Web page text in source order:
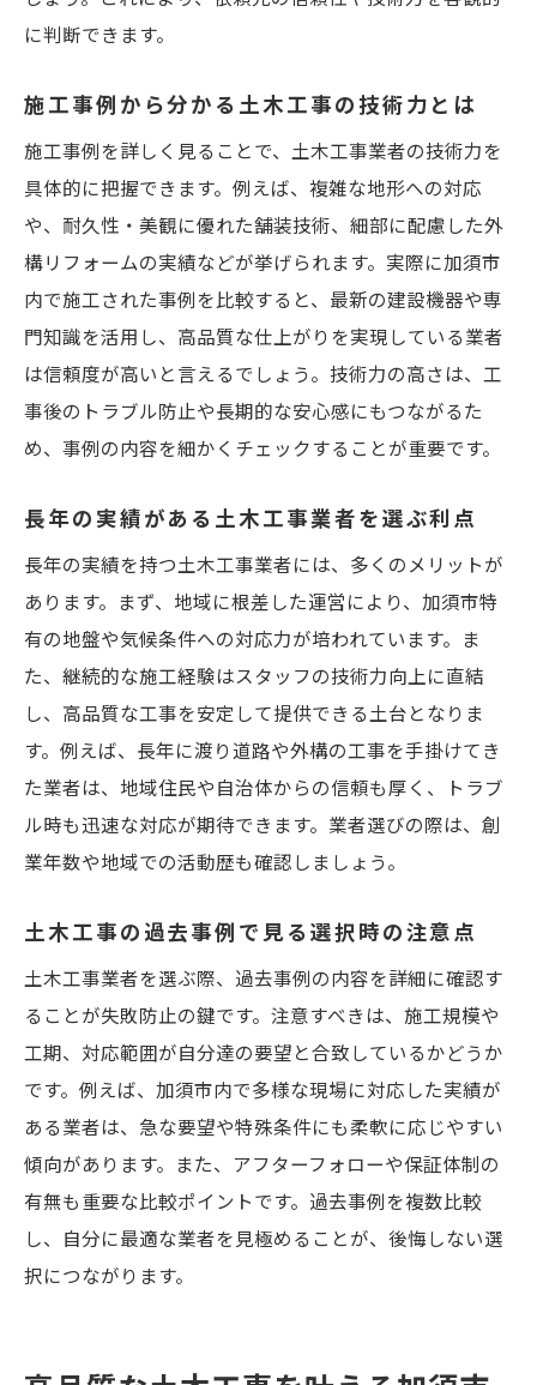
に判断できます。
施工事例から分かる土木工事の技術力とは
施工事例を詳しく見ることで、土木工事業者の技術力を
具体的に把握できます。例えば、複雑な地形への対応
や、耐久性・美観に優れた舗装技術、細部に配慮した外
構リフォームの実績などが挙げられます。実際に加須市
内で施工された事例を比較すると、最新の建設機器や専
門知識を活用し、高品質な仕上がりを実現している業者
は信頼度が高いと言えるでしょう。技術力の高さは、工
事後のトラブル防止や長期的な安心感にもつながるた
め、事例の内容を細かくチェックすることが重要です。
長年の実績がある土木工事業者を選ぶ利点
長年の実績を持つ土木工事業者には、多くのメリットが
あります。まず、地域に根差した運営により、加須市特
有の地盤や気候条件への対応力が培われています。ま
た、継続的な施工経験はスタッフの技術力向上に直結
し、高品質な工事を安定して提供できる土台となりま
す。例えば、長年に渡り道路や外構の工事を手掛けてき
た業者は、地域住民や自治体からの信頼も厚く、トラブ
ル時も迅速な対応が期待できます。業者選びの際は、創
業年数や地域での活動歴も確認しましょう。
土木工事の過去事例で見る選択時の注意点
土木工事業者を選ぶ際、過去事例の内容を詳細に確認す
ることが失敗防止の鍵です。注意すべきは、施工規模や
工期、対応範囲が自分達の要望と合致しているかどうか
です。例えば、加須市内で多様な現場に対応した実績が
ある業者は、急な要望や特殊条件にも柔軟に応じやすい
傾向があります。また、アフターフォローや保証体制の
有無も重要な比較ポイントです。過去事例を複数比較
し、自分に最適な業者を見極めることが、後悔しない選
択につながります。